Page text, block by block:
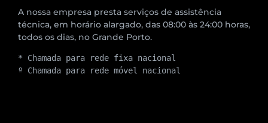
A nossa empresa presta serviços de assistência
técnica, em horário alargado, das 08:00 às 24:00 horas,
todos os dias, no Grande Porto.
* Chamada para rede fixa nacional
º Chamada para rede móvel nacional